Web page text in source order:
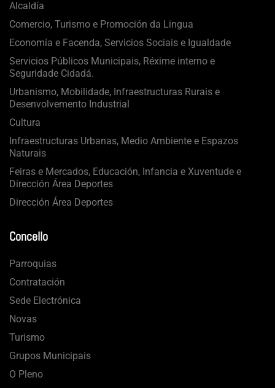
Alcaldía
Comercio, Turismo e Promoción da Lingua
Economía e Facenda, Servicios Sociais e Igualdade
Servicios Públicos Municipais, Réxime interno e
Seguridade Cidadá.
Urbanismo, Mobilidade, Infraestructuras Rurais e
Desenvolvemento Industrial
Cultura
Infraestructuras Urbanas, Medio Ambiente e Espazos
Naturais
Feiras e Mercados, Educación, Infancia e Xuventude e
Dirección Área Deportes
Dirección Área Deportes
Concello
Parroquias
Contratación
Sede Electrónica
Novas
Turismo
Grupos Municipais
O Pleno